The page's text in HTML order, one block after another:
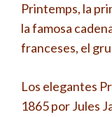
Printemps, la
la famosa
franceses, el
Los elegantes
1865 por Jules